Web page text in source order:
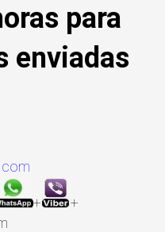
para
enviadas
+ +